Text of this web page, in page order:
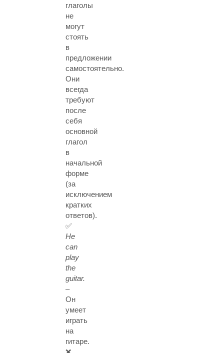
глаголы
не
могут
стоять
в
предложении
самостоятельно.
Они
всегда
требуют
после
себя
основной
глагол
в
начальной
форме
(за
исключением
кратких
ответов).
✅
He
can
play
the
guitar.
–
Он
умеет
играть
на
гитаре.